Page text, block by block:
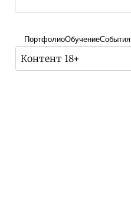
ПортфолиоОбучениеСобытия
Контент 18+